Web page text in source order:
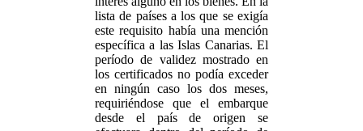
lista de países a los que se exigía
este requisito había una mención
específica a las Islas Canarias. El
período de validez mostrado en
los certificados no podía exceder
en ningún caso los dos meses,
requiriéndose que el embarque
desde el país de origen se